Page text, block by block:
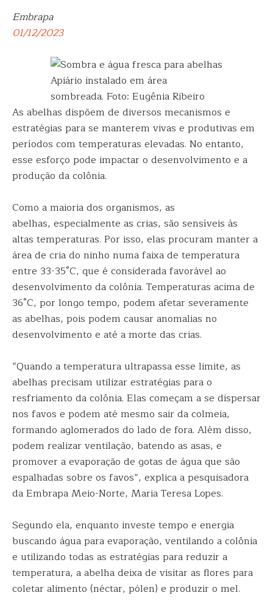
Embrapa
01/12/2023
Apiário instalado em área
sombreada. Foto: Eugênia Ribeiro
As abelhas dispõem de diversos mecanismos e
estratégias para se manterem vivas e produtivas em
períodos com temperaturas elevadas. No entanto,
esse esforço pode impactar o desenvolvimento e a
produção da colônia.
Como a maioria dos organismos, as
abelhas, especialmente as crias, são sensíveis às
altas temperaturas. Por isso, elas procuram manter a
área de cria do ninho numa faixa de temperatura
entre 33-35°C, que é considerada favorável ao
desenvolvimento da colônia. Temperaturas acima de
36°C, por longo tempo, podem afetar severamente
as abelhas, pois podem causar anomalias no
desenvolvimento e até a morte das crias.
“Quando a temperatura ultrapassa esse limite, as
abelhas precisam utilizar estratégias para o
resfriamento da colônia. Elas começam a se dispersar
nos favos e podem até mesmo sair da colmeia,
formando aglomerados do lado de fora. Além disso,
podem realizar ventilação, batendo as asas, e
promover a evaporação de gotas de água que são
espalhadas sobre os favos”, explica a pesquisadora
da Embrapa Meio-Norte, Maria Teresa Lopes.
Segundo ela, enquanto investe tempo e energia
buscando água para evaporação, ventilando a colônia
e utilizando todas as estratégias para reduzir a
temperatura, a abelha deixa de visitar as flores para
coletar alimento (néctar, pólen) e produzir o mel.